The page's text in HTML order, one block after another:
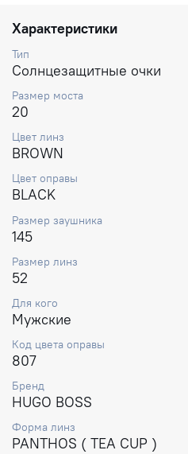
Характеристики
Тип
Солнцезащитные очки
Размер моста
20
Цвет линз
BROWN
Цвет оправы
BLACK
Размер заушника
145
Размер линз
52
Для кого
Мужские
Код цвета оправы
807
Бренд
HUGO BOSS
Форма линз
PANTHOS ( TEA CUP )